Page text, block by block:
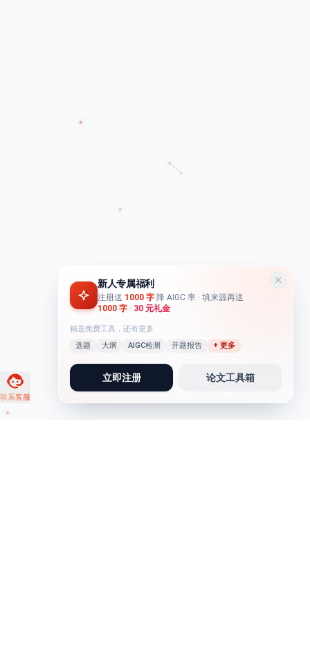
联系客服
新人专属福利
注册送 1000 字 降 AIGC 率 · 填来源再送
1000 字 · 30 元礼金
精选免费工具，还有更多
选题
大纲 AIGC检测 开题报告 + 更多
立即注册 论文工具箱